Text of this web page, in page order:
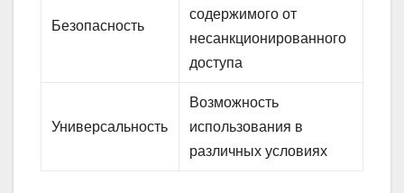
Безопасность
содержимого от
несанкционированного
доступа
Универсальность
Возможность
использования в
различных условиях